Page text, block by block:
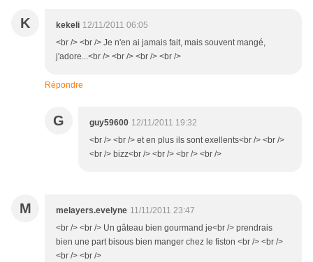
K kekeli 12/11/2011 06:05
<br /> <br /> Je n'en ai jamais fait, mais souvent mangé,
j'adore...<br /> <br /> <br /> <br />
Répondre
G guy59600 12/11/2011 19:32
<br /> <br /> et en plus ils sont exellents<br /> <br />
<br /> bizz<br /> <br /> <br /> <br />
M melayers.evelyne 11/11/2011 23:47
<br /> <br /> Un gâteau bien gourmand je<br /> prendrais
bien une part bisous bien manger chez le fiston <br /> <br />
<br /> <br />